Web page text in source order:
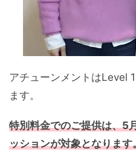
アチューンメントはLevel
ます。
特別料金でのご提供は、5
ッションが対象となります